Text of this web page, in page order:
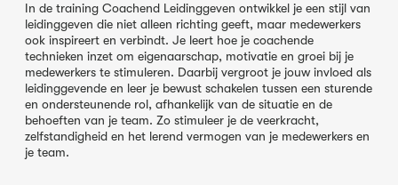
In de training Coachend Leidinggeven ontwikkel je een stijl van
leidinggeven die niet alleen richting geeft, maar medewerkers
ook inspireert en verbindt. Je leert hoe je coachende
technieken inzet om eigenaarschap, motivatie en groei bij je
medewerkers te stimuleren. Daarbij vergroot je jouw invloed als
leidinggevende en leer je bewust schakelen tussen een sturende
en ondersteunende rol, afhankelijk van de situatie en de
behoeften van je team. Zo stimuleer je de veerkracht,
zelfstandigheid en het lerend vermogen van je medewerkers en
je team.